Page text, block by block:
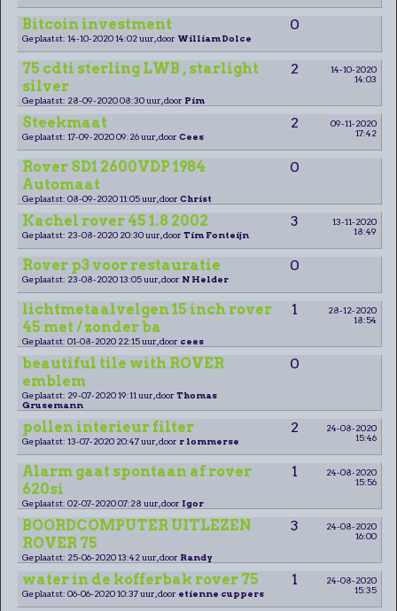
Bitcoin investment 0
Geplaatst: 14-10-2020 14:02 uur, door William Dolce
75 cdti sterling LWB , starlight
silver
2
14-10-2020
14:03
Geplaatst: 28-09-2020 08:30 uur, door Pim
Steekmaat 2
09-11-2020
17:42
Geplaatst: 17-09-2020 09:26 uur, door Cees
Rover SD1 2600VDP 1984
Automaat
0
Geplaatst: 08-09-2020 11:05 uur, door Christ
Kachel rover 45 1.8 2002 3
13-11-2020
18:49
Geplaatst: 23-08-2020 20:30 uur, door Tim Fonteijn
Rover p3 voor restauratie 0
Geplaatst: 23-08-2020 13:05 uur, door N Helder
lichtmetaalvelgen 15 inch rover
45 met / zonder ba
1
28-12-2020
18:54
Geplaatst: 01-08-2020 22:15 uur, door cees
beautiful tile with ROVER
emblem
0
Geplaatst: 29-07-2020 19:11 uur, door Thomas
Grusemann
pollen interieur filter 2
24-08-2020
15:46
Geplaatst: 13-07-2020 20:47 uur, door r lommerse
Alarm gaat spontaan af rover
620si
1
24-08-2020
15:56
Geplaatst: 02-07-2020 07:28 uur, door Igor
BOORDCOMPUTER UITLEZEN
ROVER 75
3
24-08-2020
16:00
Geplaatst: 25-06-2020 13:42 uur, door Randy
water in de kofferbak rover 75 1
24-08-2020
15:35
Geplaatst: 06-06-2020 10:37 uur, door etienne cuppers